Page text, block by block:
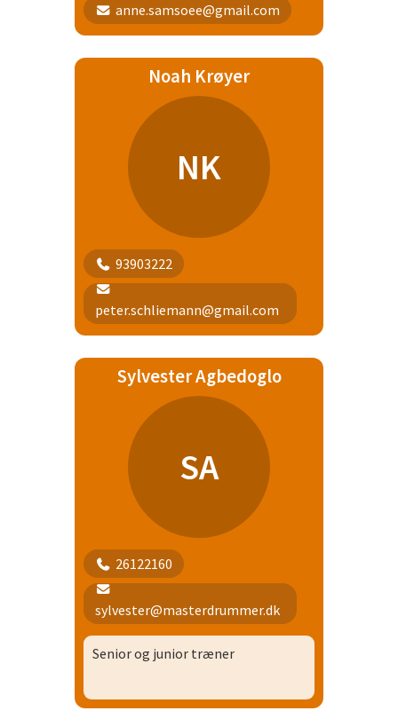
anne.samsoee@gmail.com
Noah Krøyer
NK
93903222
peter.schliemann@gmail.com
Sylvester Agbedoglo
SA
26122160
sylvester@masterdrummer.dk
Senior og junior træner